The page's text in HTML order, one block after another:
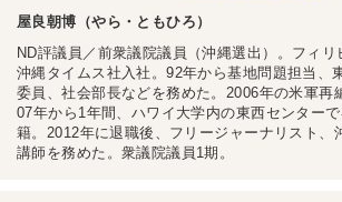
屋良朝博（やら・ともひろ）
ND評議員／前衆議院議員（沖縄選出）。フィリ
沖縄タイムス社入社。92年から基地問題担当、
委員、社会部長などを務めた。2006年の米軍再
07年から1年間、ハワイ大学内の東西センター
籍。2012年に退職後、フリージャーナリスト、
講師を務めた。衆議院議員1期。